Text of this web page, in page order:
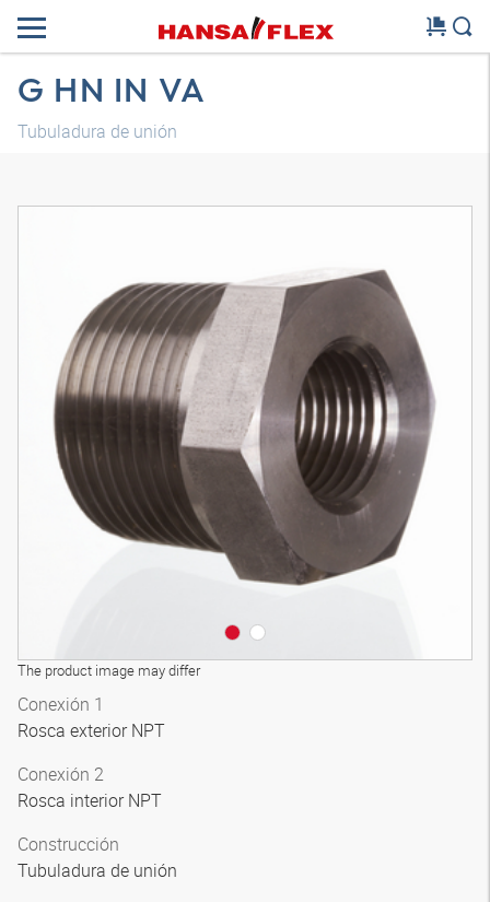
G HN IN VA
Tubuladura de unión
The product image may differ
Conexión 1
Rosca exterior NPT
Conexión 2
Rosca interior NPT
Construcción
Tubuladura de unión